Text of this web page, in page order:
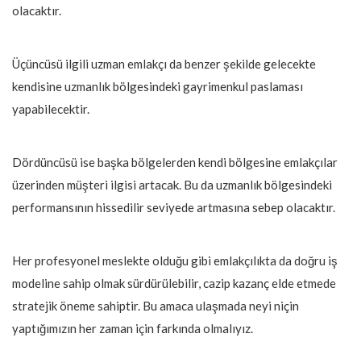
olacaktır.
Üçüncüsü ilgili uzman emlakçı da benzer şekilde gelecekte
kendisine uzmanlık bölgesindeki gayrimenkul paslaması
yapabilecektir.
Dördüncüsü ise başka bölgelerden kendi bölgesine emlakçılar
üzerinden müşteri ilgisi artacak. Bu da uzmanlık bölgesindeki
performansının hissedilir seviyede artmasına sebep olacaktır.
Her profesyonel meslekte olduğu gibi emlakçılıkta da doğru iş
modeline sahip olmak sürdürülebilir, cazip kazanç elde etmede
stratejik öneme sahiptir. Bu amaca ulaşmada neyi niçin
yaptığımızın her zaman için farkında olmalıyız.